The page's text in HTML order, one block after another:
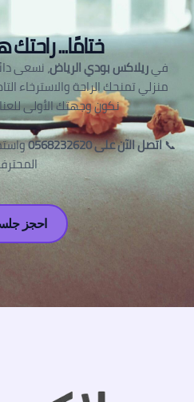
ختامًا... راحتك
فيريلاكس بودي الرياض، نسعى
منزلي تمنحك الراحة والاسترخاء
نكون وجهتك الأولى
📞اتصل الآن على 0568232620
احجز